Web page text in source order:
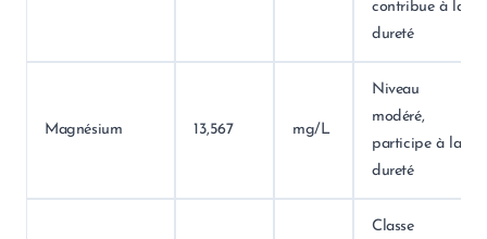
contribue à la
dureté
Magnésium 13,567 mg/L
Niveau
modéré,
participe à la
dureté
Classe